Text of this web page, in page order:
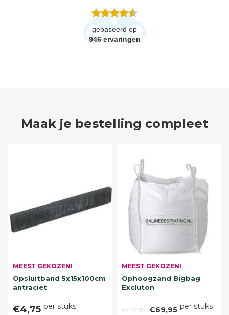
gebaseerd op
946 ervaringen
Maak je bestelling compleet
MEEST GEKOZEN!
Opsluitband 5x15x100cm
antraciet
€4,75 per stuks
MEEST GEKOZEN!
Ophoogzand Bigbag
Excluton
€89,95 €69,95 per stuks